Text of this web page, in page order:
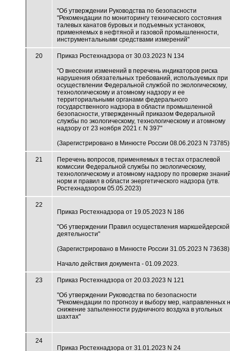
"Об утверждении Руководства по безопасности
"Рекомендации по мониторингу технического состояния
талевых канатов буровых и подъемных установок,
применяемых в нефтяной и газовой промышленности,
инструментальными средствами измерений"
20 Приказ Ростехнадзора от 30.03.2023 N 134
"О внесении изменений в перечень индикаторов риска
нарушения обязательных требований, используемых при
осуществлении Федеральной службой по экологическому,
технологическому и атомному надзору и ее
территориальными органами федерального
государственного надзора в области промышленной
безопасности, утвержденный приказом Федеральной
службы по экологическому, технологическому и атомному
надзору от 23 ноября 2021 г. N 397"
(Зарегистрировано в Минюсте России 08.06.2023 N 73785)
21
Перечень вопросов, применяемых в тестах отраслевой
комиссии Федеральной службы по экологическому,
технологическому и атомному надзору по проверке
норм и правил в области энергетического надзора (утв.
Ростехнадзором 05.05.2023)
22
Приказ Ростехнадзора от 19.05.2023 N 186
"Об утверждении Правил осуществления маркшейдерской
деятельности"
(Зарегистрировано в Минюсте России 31.05.2023 N 73638)
Начало действия документа - 01.09.2023.
23 Приказ Ростехнадзора от 20.03.2023 N 121
"Об утверждении Руководства по безопасности
"Рекомендации по прогнозу и выбору мер, направленных
снижение запыленности рудничного воздуха в угольных
шахтах"
24
Приказ Ростехнадзора от 31.01.2023 N 24